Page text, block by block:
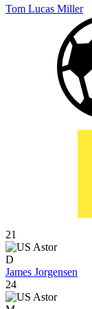
Tom Lucas Miller
21
D
James Jorgensen
24